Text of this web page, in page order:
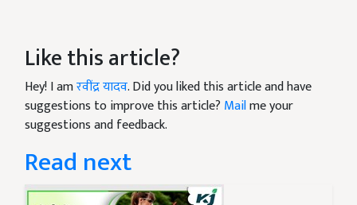
Like this article?
Hey! I amरवींद्र यादव. Did you liked this article and have
suggestions to improve this article? Mailme your
suggestions and feedback.
Read next